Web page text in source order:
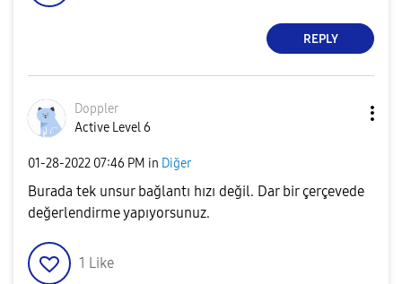
REPLY
Doppler
Active Level 6
‎01-28-2022 07:46 PM in Diğer
Burada tek unsur bağlantı hızı değil. Dar bir çerçevede
değerlendirme yapıyorsunuz.
1 Like